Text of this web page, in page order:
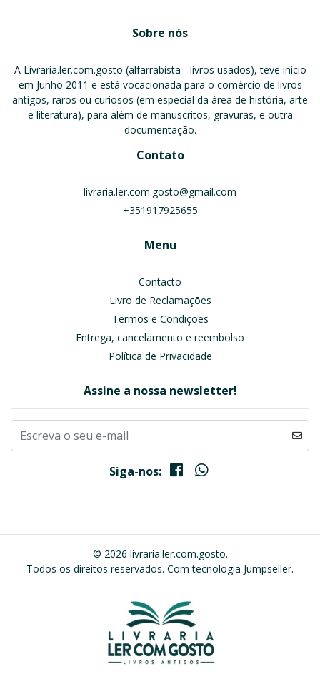
Sobre nós
A Livraria.ler.com.gosto (alfarrabista - livros usados), teve início
em Junho 2011 e está vocacionada para o comércio de livros
antigos, raros ou curiosos (em especial da área de história, arte
e literatura), para além de manuscritos, gravuras, e outra
documentação.
Contato
livraria.ler.com.gosto@gmail.com
+351917925655
Menu
Contacto
Livro de Reclamações
Termos e Condições
Entrega, cancelamento e reembolso
Política de Privacidade
Assine a nossa newsletter!
Siga-nos:
© 2026 livraria.ler.com.gosto.
Todos os direitos reservados. Com tecnologia Jumpseller.